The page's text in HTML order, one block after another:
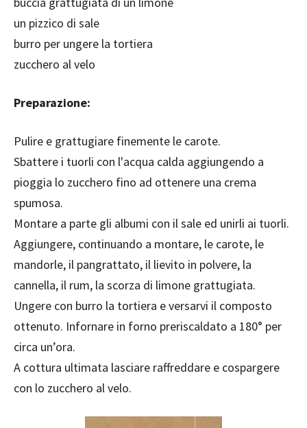
un pizzico di sale
burro per ungere la tortiera
zucchero al velo
Preparazione:
Pulire e grattugiare finemente le carote.
Sbattere i tuorli con l'acqua calda aggiungendo a
pioggia lo zucchero fino ad ottenere una crema
spumosa.
Montare a parte gli albumi con il sale ed unirli ai tuorli.
Aggiungere, continuando a montare, le carote, le
mandorle, il pangrattato, il lievito in polvere, la
cannella, il rum, la scorza di limone grattugiata.
Ungere con burro la tortiera e versarvi il composto
ottenuto. Infornare in forno preriscaldato a 180° per
circa un’ora.
A cottura ultimata lasciare raffreddare e cospargere
con lo zucchero al velo.